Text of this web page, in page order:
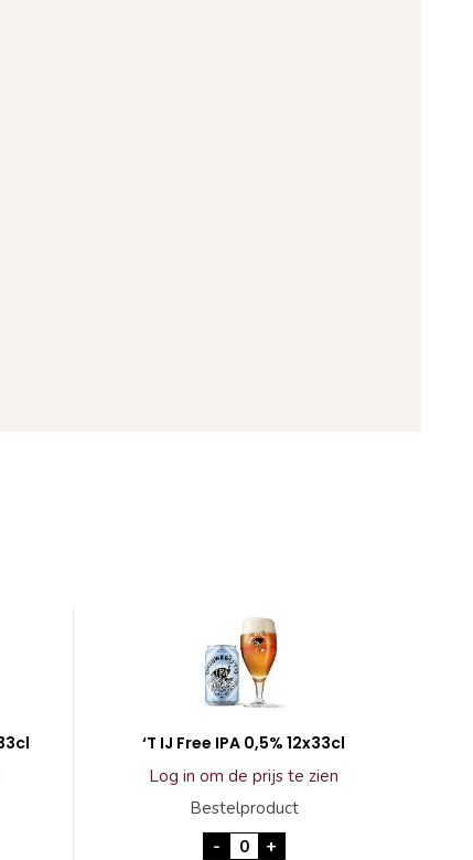
IPA 12x33cl aantal
‘T IJ Free IPA 0,5% 12x33cl
Log in om de prijs te zien
Bestelproduct
- 'T IJ Free IPA 0,5% 12x33cl
+